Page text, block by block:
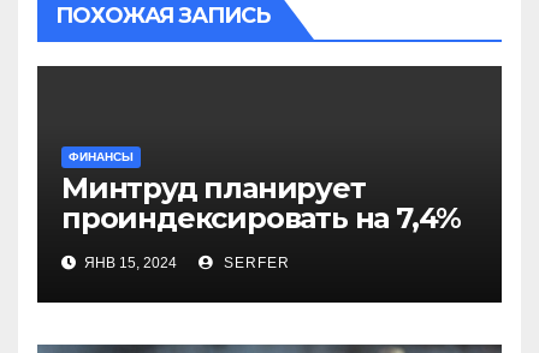
ПОХОЖАЯ ЗАПИСЬ
ФИНАНСЫ
Минтруд планирует
проиндексировать на 7,4%
более 40 выплат и
компенсаций
ЯНВ 15, 2024 SERFER